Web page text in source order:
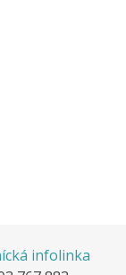
infolinka